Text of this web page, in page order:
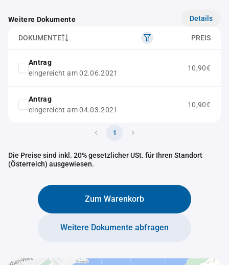
Weitere Dokumente Details
DOKUMENTE PREIS
Antrag
eingereicht am 02.06.2021
10,90€
Antrag
eingereicht am 04.03.2021
10,90€
1
Die Preise sind inkl. 20% gesetzlicher USt. für Ihren Standort
(Österreich) ausgewiesen.
Zum Warenkorb
Weitere Dokumente abfragen